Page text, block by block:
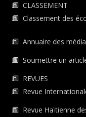
CLASSEMENT
Classement des
Annuaire des
Soumettre un
REVUES
Revue
Revue Haïtienne